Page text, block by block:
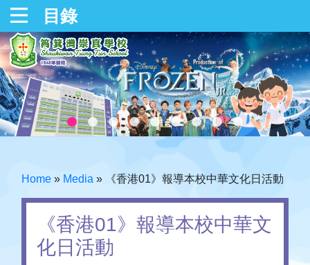
目錄
Home » Media » 《香港01》報導本校中華文化日活動
《香港01》報導本校中華文
化日活動